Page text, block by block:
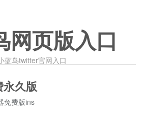
网页版入口
蓝鸟twitter官网入口
永久版
免费版ins